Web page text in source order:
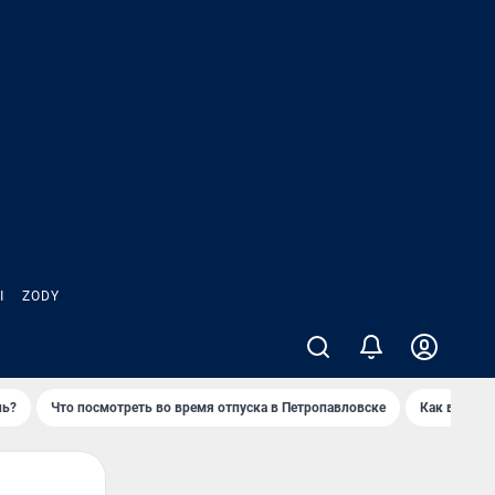
ZODY
Что посмотреть во время отпуска в Петропавловске Как